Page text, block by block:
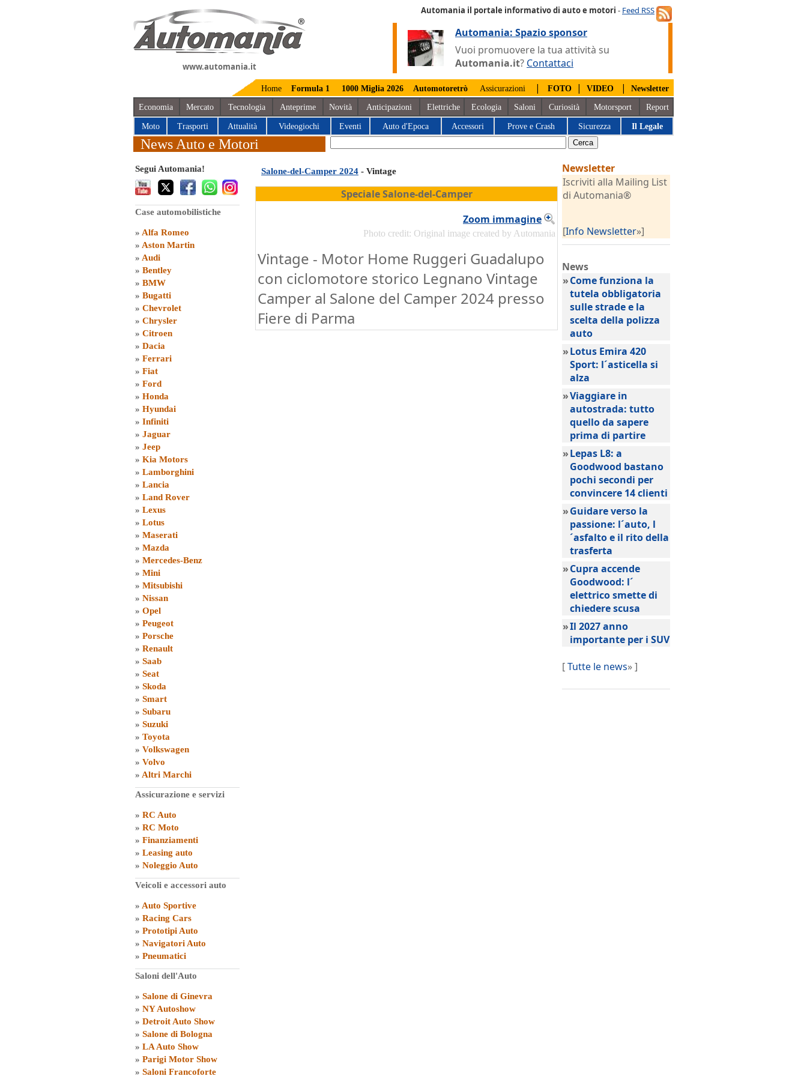
www.automania.it
Automania il portale informativo di auto e motori - Feed RSS
Automania: Spazio sponsor
Vuoi promuovere la tua attività su
Automania.it? Contattaci
Home Formula 1 1000 Miglia 2026 Automotoretrò Assicurazioni | FOTO | VIDEO | Newsletter
Economia Mercato Tecnologia Anteprime Novità Anticipazioni Elettriche Ecologia Saloni Curiosità Motorsport Report
Moto Trasporti Attualità Videogiochi Eventi Auto d'Epoca Accessori Prove e Crash Sicurezza Il Legale
News Auto e Motori
Segui Automania!
Case automobilistiche
» Alfa Romeo
» Aston Martin
» Audi
» Bentley
» BMW
» Bugatti
» Chevrolet
» Chrysler
» Citroen
» Dacia
» Ferrari
» Fiat
» Ford
» Honda
» Hyundai
» Infiniti
» Jaguar
» Jeep
» Kia Motors
» Lamborghini
» Lancia
» Land Rover
» Lexus
» Lotus
» Maserati
» Mazda
» Mercedes-Benz
» Mini
» Mitsubishi
» Nissan
» Opel
» Peugeot
» Porsche
» Renault
» Saab
» Seat
» Skoda
» Smart
» Subaru
» Suzuki
» Toyota
» Volkswagen
» Volvo
» Altri Marchi
Assicurazione e servizi
» RC Auto
» RC Moto
» Finanziamenti
» Leasing auto
» Noleggio Auto
Veicoli e accessori auto
» Auto Sportive
» Racing Cars
» Prototipi Auto
» Navigatori Auto
» Pneumatici
Saloni dell'Auto
» Salone di Ginevra
» NY Autoshow
» Detroit Auto Show
» Salone di Bologna
» LA Auto Show
» Parigi Motor Show
» Saloni Francoforte
Salone-del-Camper 2024 - Vintage
Speciale Salone-del-Camper
Zoom immagine
Photo credit: Original image created by Automania
Vintage - Motor Home Ruggeri Guadalupo
con ciclomotore storico Legnano Vintage
Camper al Salone del Camper 2024 presso
Fiere di Parma
Newsletter
Iscriviti alla Mailing List
di Automania®
[Info Newsletter»]
News
»Come funziona la
tutela obbligatoria
sulle strade e la
scelta della polizza
auto
»Lotus Emira 420
Sport: l´asticella si
alza
»Viaggiare in
autostrada: tutto
quello da sapere
prima di partire
»Lepas L8: a
Goodwood bastano
pochi secondi per
convincere 14 clienti
»Guidare verso la
passione: l´auto, l
´asfalto e il rito della
trasferta
»Cupra accende
Goodwood: l´
elettrico smette di
chiedere scusa
»Il 2027 anno
importante per i SUV
[Tutte le news» ]